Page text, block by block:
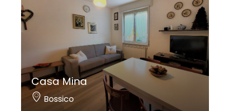
Casa Mina
Bossico